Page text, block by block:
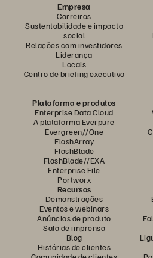
Empresa
Carreiras
Sustentabilidade e impacto
social
Relações com investidores
Liderança
Locais
Centro de briefing executivo
Plataforma e produtos
Enterprise Data Cloud
A plataforma Everpure
Evergreen//One
FlashArray
FlashBlade
FlashBlade//EXA
Enterprise File
Portworx
Recursos
Demonstrações
Eventos e webinars
Anúncios de produto
Sala de imprensa
Blog
Histórias de clientes